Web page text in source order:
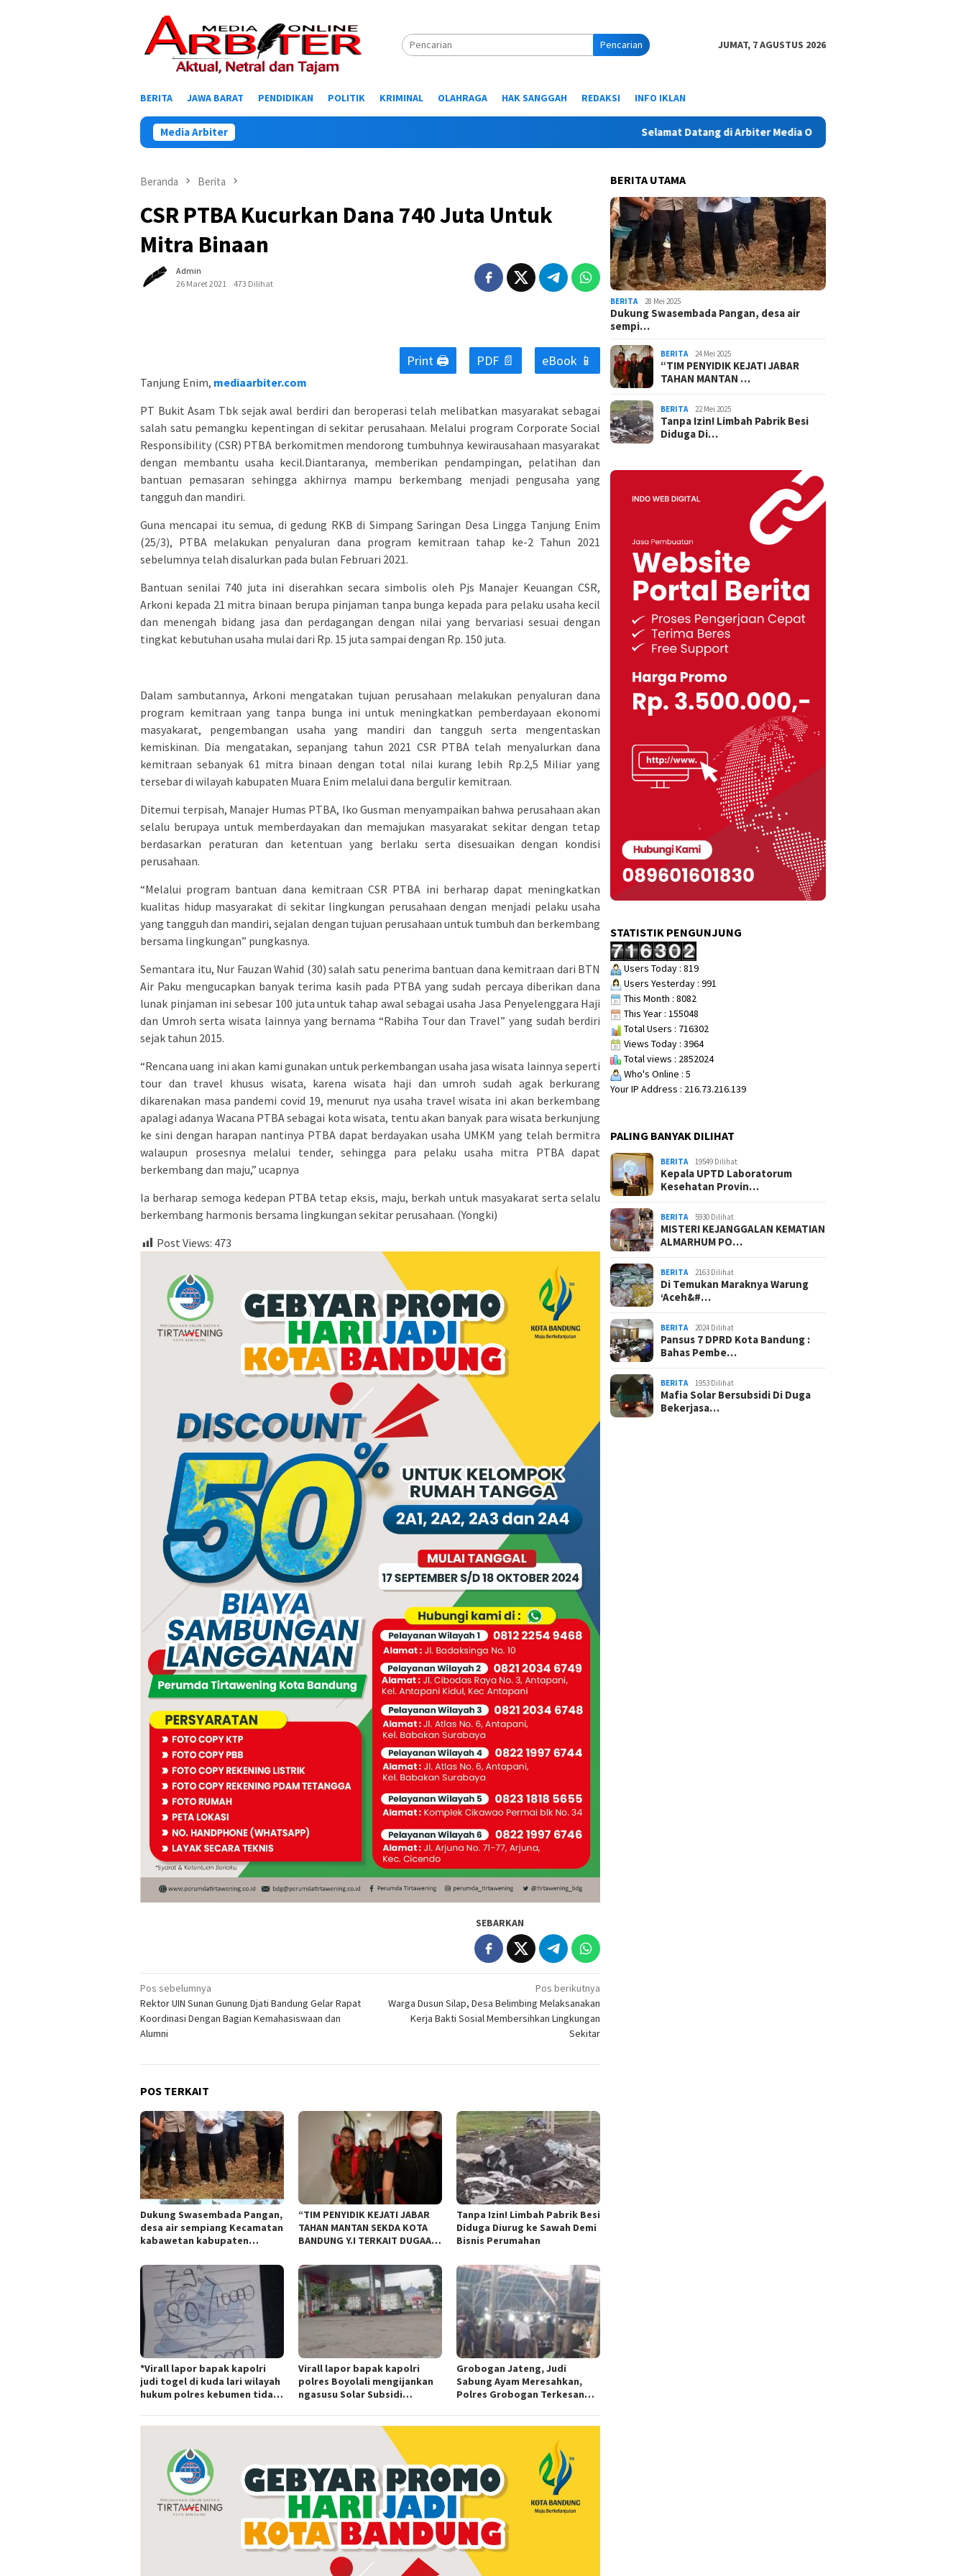
Pencarian JUMAT, 7 AGUSTUS 2026
BERITA JAWA BARAT PENDIDIKAN POLITIK KRIMINAL OLAHRAGA HAK SANGGAH REDAKSI INFO IKLAN
Media Arbiter Selamat Datang di Arbiter Media Online - Aktual, Netral dan Tajam
Beranda Berita
CSR PTBA Kucurkan Dana 740 Juta Untuk
Mitra Binaan
Admin
26 Maret 2021
473 Dilihat
Print 🖨 PDF 📄 eBook 📱
Tanjung Enim, mediaarbiter.com
PT Bukit Asam Tbk sejak awal berdiri dan beroperasi telah melibatkan masyarakat sebagai
salah satu pemangku kepentingan di sekitar perusahaan. Melalui program Corporate Social
Responsibility (CSR) PTBA berkomitmen mendorong tumbuhnya kewirausahaan masyarakat
dengan membantu usaha kecil.Diantaranya, memberikan pendampingan, pelatihan dan
bantuan pemasaran sehingga akhirnya mampu berkembang menjadi pengusaha yang
tangguh dan mandiri.
Guna mencapai itu semua, di gedung RKB di Simpang Saringan Desa Lingga Tanjung Enim
(25/3), PTBA melakukan penyaluran dana program kemitraan tahap ke-2 Tahun 2021
sebelumnya telah disalurkan pada bulan Februari 2021.
Bantuan senilai 740 juta ini diserahkan secara simbolis oleh Pjs Manajer Keuangan CSR,
Arkoni kepada 21 mitra binaan berupa pinjaman tanpa bunga kepada para pelaku usaha kecil
dan menengah bidang jasa dan perdagangan dengan nilai yang bervariasi sesuai dengan
tingkat kebutuhan usaha mulai dari Rp. 15 juta sampai dengan Rp. 150 juta.
Dalam sambutannya, Arkoni mengatakan tujuan perusahaan melakukan penyaluran dana
program kemitraan yang tanpa bunga ini untuk meningkatkan pemberdayaan ekonomi
masyakarat, pengembangan usaha yang mandiri dan tangguh serta mengentaskan
kemiskinan. Dia mengatakan, sepanjang tahun 2021 CSR PTBA telah menyalurkan dana
kemitraan sebanyak 61 mitra binaan dengan total nilai kurang lebih Rp.2,5 Miliar yang
tersebar di wilayah kabupaten Muara Enim melalui dana bergulir kemitraan.
Ditemui terpisah, Manajer Humas PTBA, Iko Gusman menyampaikan bahwa perusahaan akan
selalu berupaya untuk memberdayakan dan memajukan masyarakat sekitar dengan tetap
berdasarkan peraturan dan ketentuan yang berlaku serta disesuaikan dengan kondisi
perusahaan.
“Melalui program bantuan dana kemitraan CSR PTBA ini berharap dapat meningkatkan
kualitas hidup masyarakat di sekitar lingkungan perusahaan dengan menjadi pelaku usaha
yang tangguh dan mandiri, sejalan dengan tujuan perusahaan untuk tumbuh dan berkembang
bersama lingkungan” pungkasnya.
Semantara itu, Nur Fauzan Wahid (30) salah satu penerima bantuan dana kemitraan dari BTN
Air Paku mengucapkan banyak terima kasih pada PTBA yang sudah percaya diberikan dana
lunak pinjaman ini sebesar 100 juta untuk tahap awal sebagai usaha Jasa Penyelenggara Haji
dan Umroh serta wisata lainnya yang bernama “Rabiha Tour dan Travel” yang sudah berdiri
sejak tahun 2015.
“Rencana uang ini akan kami gunakan untuk perkembangan usaha jasa wisata lainnya seperti
tour dan travel khusus wisata, karena wisata haji dan umroh sudah agak berkurang
dikarenakan masa pandemi covid 19, menurut nya usaha travel wisata ini akan berkembang
apalagi adanya Wacana PTBA sebagai kota wisata, tentu akan banyak para wisata berkunjung
ke sini dengan harapan nantinya PTBA dapat berdayakan usaha UMKM yang telah bermitra
walaupun prosesnya melalui tender, sehingga para pelaku usaha mitra PTBA dapat
berkembang dan maju,” ucapnya
Ia berharap semoga kedepan PTBA tetap eksis, maju, berkah untuk masyakarat serta selalu
berkembang harmonis bersama lingkungan sekitar perusahaan. (Yongki)
Post Views: 473
SEBARKAN
Navigasi
pos
Pos sebelumnya
Rektor UIN Sunan Gunung Djati Bandung Gelar Rapat
Koordinasi Dengan Bagian Kemahasiswaan dan
Alumni
Pos berikutnya
Warga Dusun Silap, Desa Belimbing Melaksanakan
Kerja Bakti Sosial Membersihkan Lingkungan
Sekitar
POS TERKAIT
Dukung Swasembada Pangan,
desa air sempiang Kecamatan
kabawetan kabupaten
JagungRabu 28 mei 2025
“TIM PENYIDIK KEJATI JABAR
TAHAN MANTAN SEKDA KOTA
BANDUNG Y.I TERKAIT DUGAAN
BANDUNG”.
Tanpa Izin! Limbah Pabrik Besi
Diduga Diurug ke Sawah Demi
Bisnis Perumahan
*Virall lapor bapak kapolri
judi togel di kuda lari wilayah
hukum polres kebumen tidak
Virall lapor bapak kapolri
polres Boyolali mengijankan
ngasusu Solar Subsidi
Grobogan Jateng, Judi
Sabung Ayam Meresahkan,
Polres Grobogan Terkesan
BERITA UTAMA
BERITA 28 Mei 2025
Dukung Swasembada Pangan, desa air
sempi…
BERITA 24 Mei 2025
“TIM PENYIDIK KEJATI JABAR
TAHAN MANTAN …
BERITA 22 Mei 2025
Tanpa Izin! Limbah Pabrik Besi
Diduga Di…
STATISTIK PENGUNJUNG
Users Today : 819
Users Yesterday : 991
This Month : 8082
This Year : 155048
Total Users : 716302
Views Today : 3964
Total views : 2852024
Who's Online : 5
Your IP Address : 216.73.216.139
PALING BANYAK DILIHAT
BERITA 19549 Dilihat
Kepala UPTD Laboratorum
Kesehatan Provin…
BERITA 5930 Dilihat
MISTERI KEJANGGALAN KEMATIAN
ALMARHUM PO…
BERITA 2163 Dilihat
Di Temukan Maraknya Warung
‘Aceh&#…
BERITA 2024 Dilihat
Pansus 7 DPRD Kota Bandung :
Bahas Pembe…
BERITA 1953 Dilihat
Mafia Solar Bersubsidi Di Duga
Bekerjasa…